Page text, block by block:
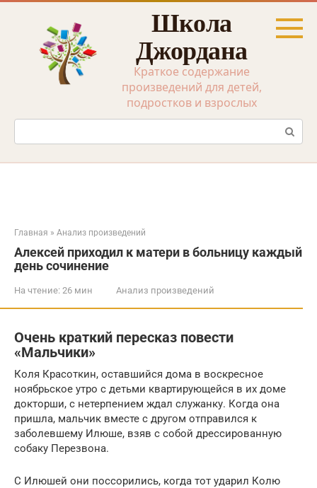
Перейти
Школа
Джордана
Краткое содержание
произведений для детей,
подростков и взрослых
Поиск:
Главная » Анализ произведений
Алексей приходил к матери в больницу каждый
день сочинение
На чтение: 26 мин Анализ произведений
Очень краткий пересказ повести
«Мальчики»
Коля Красоткин, оставшийся дома в воскресное
ноябрьское утро с детьми квартирующейся в их доме
докторши, с нетерпением ждал служанку. Когда она
пришла, мальчик вместе с другом отправился к
заболевшему Илюше, взяв с собой дрессированную
собаку Перезвона.
С Илюшей они поссорились, когда тот ударил Колю